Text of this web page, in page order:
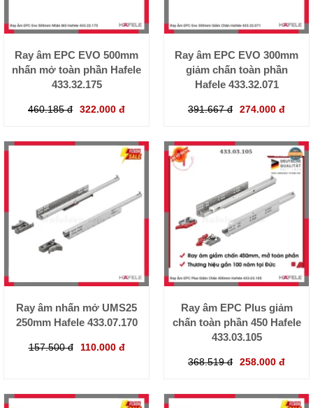
Ray âm EPC EVO 500mm
nhấn mở toàn phần Hafele
433.32.175
460.185 đ 322.000 đ
Ray âm EPC EVO 300mm
giảm chấn toàn phần
Hafele 433.32.071
391.667 đ 274.000 đ
Ray âm nhấn mở UMS25
250mm Hafele 433.07.170
157.500 đ 110.000 đ
Ray âm EPC Plus giảm
chấn toàn phần 450 Hafele
433.03.105
368.519 đ 258.000 đ